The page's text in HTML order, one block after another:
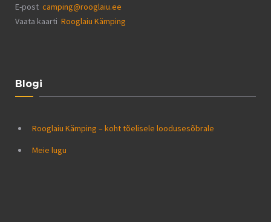
E-post camping@rooglaiu.ee
Vaata kaarti Rooglaiu Kämping
Blogi
Rooglaiu Kämping – koht tõelisele loodusesõbrale
Meie lugu